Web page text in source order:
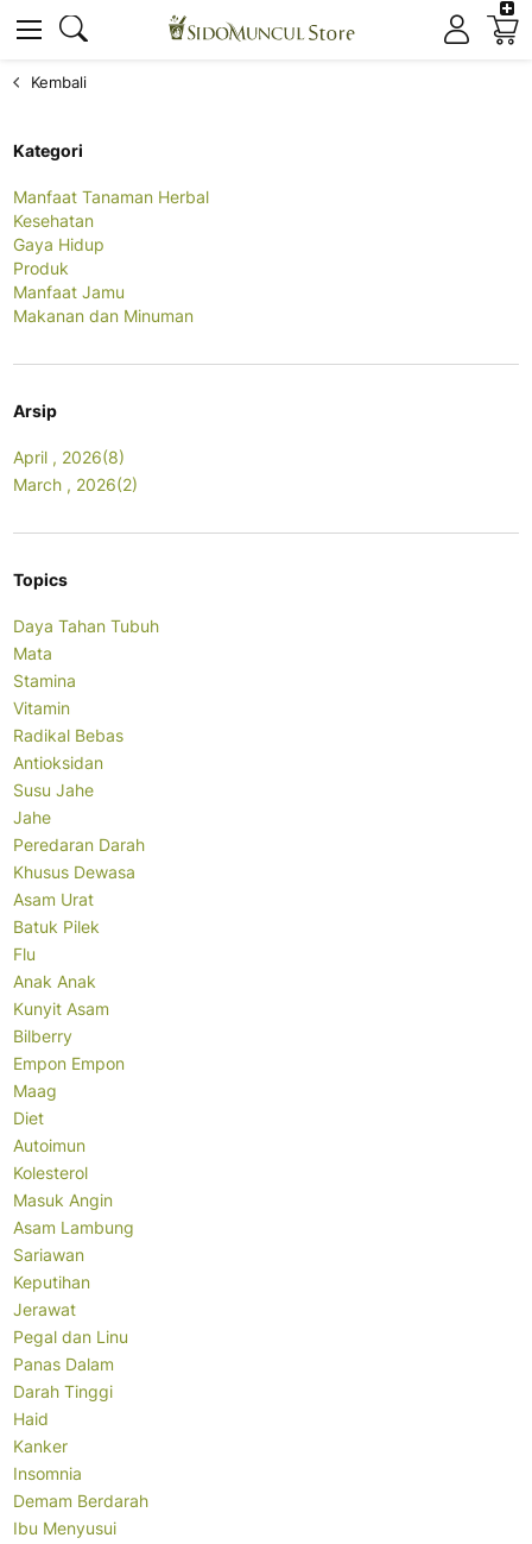
Kembali
Kategori
Manfaat Tanaman Herbal
Kesehatan
Gaya Hidup
Produk
Manfaat Jamu
Makanan dan Minuman
Arsip
April , 2026(8)
March , 2026(2)
Topics
Daya Tahan Tubuh
Mata
Stamina
Vitamin
Radikal Bebas
Antioksidan
Susu Jahe
Jahe
Peredaran Darah
Khusus Dewasa
Asam Urat
Batuk Pilek
Flu
Anak Anak
Kunyit Asam
Bilberry
Empon Empon
Maag
Diet
Autoimun
Kolesterol
Masuk Angin
Asam Lambung
Sariawan
Keputihan
Jerawat
Pegal dan Linu
Panas Dalam
Darah Tinggi
Haid
Kanker
Insomnia
Demam Berdarah
Ibu Menyusui